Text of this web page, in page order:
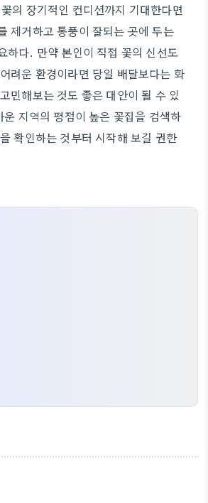
의 장기적인 컨디션까지 기대한다면
제거하고 통풍이 잘되는 곳에 두는
하다. 만약 본인이 직접 꽃의 신선도
려운 환경이라면 당일 배달보다는 화
민해보는 것도 좋은 대안이 될 수 있
지역의 평점이 높은 꽃집을 검색하
확인하는 것부터 시작해 보길 권한